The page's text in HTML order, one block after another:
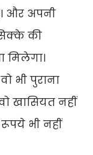
और अपनी
की
मिलेगा।
भी पुराना
खासियत नहीं
भी नहीं